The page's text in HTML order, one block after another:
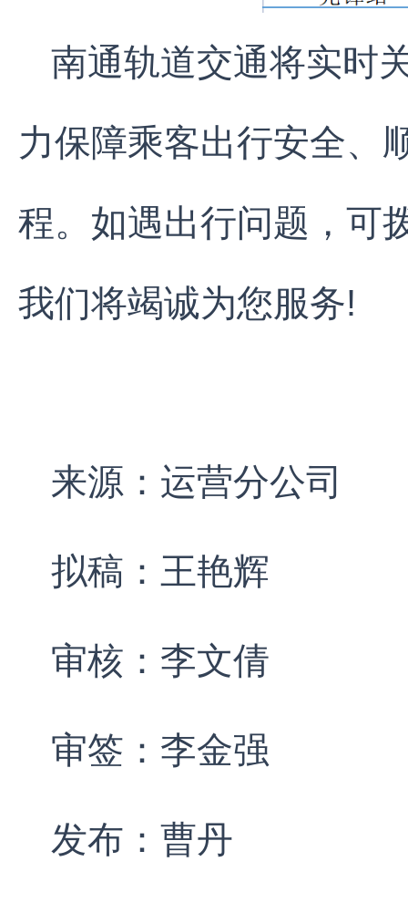
南通轨道交通将实时
力保障乘客出行安全、
程。如遇出行问题，可
我们将竭诚为您服务!
来源：运营分公司
拟稿：王艳辉
审核：李文倩
审签：李金强
发布：曹丹